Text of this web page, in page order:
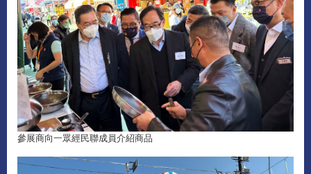
參展商向一眾經民聯成員介紹商品